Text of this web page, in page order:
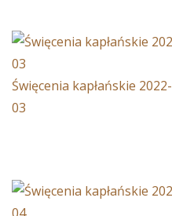
Święcenia kapłańskie 2022-
03